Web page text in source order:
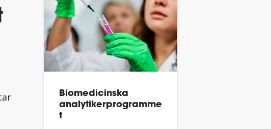
Biomedicinska
analytikerprogramme
t